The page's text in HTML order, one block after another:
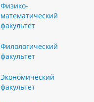
Физико-
математический
факультет
Филологический
факультет
Экономический
факультет